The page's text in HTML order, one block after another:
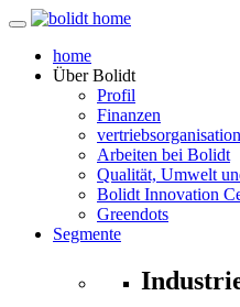
home
ÜberBolidt
Profil
Finanzen
vertriebsorganisation
Arbeiten bei Bolidt
Qualität, Umwelt
Bolidt Innovation
Greendots
Segmente